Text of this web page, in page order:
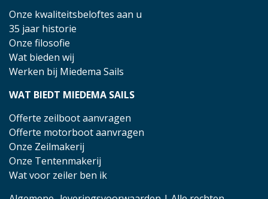
Onze kwaliteitsbeloftes aan u
35 jaar historie
Onze filosofie
Wat bieden wij
Werken bij Miedema Sails
WAT BIEDT MIEDEMA SAILS
Offerte zeilboot aanvragen
Offerte motorboot aanvragen
Onze Zeilmakerij
Onze Tentenmakerij
Wat voor zeiler ben ik